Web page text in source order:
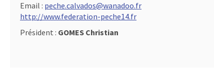
Email : peche.calvados@wanadoo.fr
http://www.federation-peche14.fr
Président : GOMES Christian